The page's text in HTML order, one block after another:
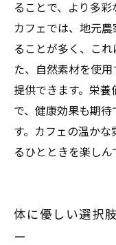
ることで、より多
カフェでは、地元
ることが多く、こ
た、自然素材を使
提供できます。栄
で、健康効果も期
す。カフェの温か
るひとときを楽しん
体に優しい選択
ー